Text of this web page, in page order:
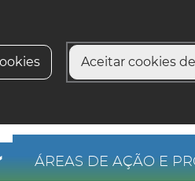
Aceitar cookies
ÁREAS DE AÇÃO E